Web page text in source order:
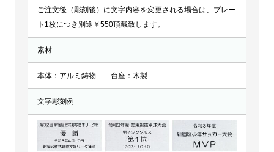
ご注文後（彫刻後）に文字内容を変更される場合は、プレー
ト1枚につき別途￥550頂戴致します。
素材
本体：アルミ鋳物 台座：木製
文字彫刻例